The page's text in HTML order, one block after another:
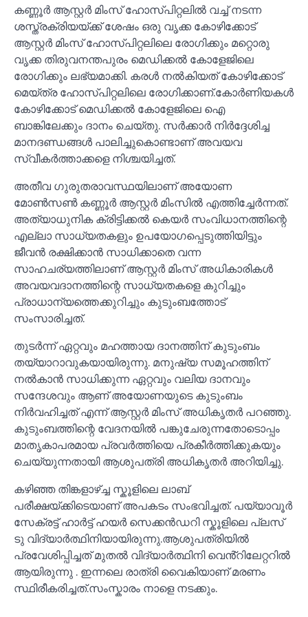
കണ്ണൂർ ആസ്റ്റർ മിംസ് ഹോസ്പിറ്റലില്‍ വച്ച്‌ നടന്ന
ശസ്ത്രക്രിയയ്ക്ക് ശേഷം ഒരു വൃക്ക കോഴിക്കോട്
ആസ്റ്റർ മിംസ് ഹോസ്പിറ്റലിലെ രോഗിക്കും മറ്റൊരു
വൃക്ക തിരുവനന്തപുരം മെഡിക്കല്‍ കോളേജിലെ
രോഗിക്കും ലഭ്യമാക്കി. കരള്‍ നല്‍കിയത് കോഴിക്കോട്
മെയ്ത്ര ഹോസ്പിറ്റലിലെ രോഗിക്കാണ്.കോർണിയകള്‍
കോഴിക്കോട് മെഡിക്കല്‍ കോളേജിലെ ഐ
ബാങ്കിലേക്കും ദാനം ചെയ്തു. സർക്കാർ നിർദ്ദേശിച്ച
മാനദണ്ഡങ്ങള്‍ പാലിച്ചുകൊണ്ടാണ് അവയവ
സ്വീകർത്താക്കളെ നിശ്ചയിച്ചത്.
അതീവ ഗുരുതരാവസ്ഥയിലാണ് അയോണ
മോണ്‍സണ്‍ കണ്ണൂർ ആസ്റ്റർ മിംസില്‍ എത്തിച്ചേർന്നത്.
അത്യാധുനിക ക്രിട്ടിക്കല്‍ കെയർ സംവിധാനത്തിന്റെ
എല്ലാ സാധ്യതകളും ഉപയോഗപ്പെടുത്തിയിട്ടും
ജീവൻ രക്ഷിക്കാൻ സാധിക്കാതെ വന്ന
സാഹചര്യത്തിലാണ് ആസ്റ്റർ മിംസ് അധികാരികള്‍
അവയവദാനത്തിന്റെ സാധ്യതകളെ കുറിച്ചും
പ്രാധാന്യത്തെക്കുറിച്ചും കുടുംബത്തോട്
സംസാരിച്ചത്.
തുടർന്ന് ഏറ്റവും മഹത്തായ ദാനത്തിന് കുടുംബം
തയ്യാറാവുകയായിരുന്നു. മനുഷ്യ സമൂഹത്തിന്
നല്‍കാൻ സാധിക്കുന്ന ഏറ്റവും വലിയ ദാനവും
സന്ദേശവും ആണ് അയോണയുടെ കുടുംബം
നിർവഹിച്ചത് എന്ന് ആസ്റ്റർ മിംസ് അധികൃതർ പറഞ്ഞു.
കുടുംബത്തിന്റെ വേദനയില്‍ പങ്കുചേരുന്നതോടൊപ്പം
മാതൃകാപരമായ പ്രവർത്തിയെ പ്രകീർത്തിക്കുകയും
ചെയ്യുന്നതായി ആശുപത്രി അധികൃതർ അറിയിച്ചു.
കഴിഞ്ഞ തിങ്കളാഴ്ച്ച സ്കൂളിലെ ലാബ്
പരീക്ഷയ്ക്കിടെയാണ് അപകടം സംഭവിച്ചത്. പയ്യാവൂർ
സേക്രട്ട് ഹാർട്ട് ഹയർ സെക്കൻഡറി സ്കൂളിലെ പ്ലസ്
ടു വിദ്യാർത്ഥിനിയായിരുന്നു.ആശുപത്രിയില്‍
പ്രവേശിപ്പിച്ചത് മുതല്‍ വിദ്യാർത്ഥിനി വെൻ്റിലേറ്ററില്‍
ആയിരുന്നു . ഇന്നലെ രാത്രി വൈകിയാണ് മരണം
സ്ഥിരീകരിച്ചത്.സംസ്കാരം നാളെ നടക്കും.